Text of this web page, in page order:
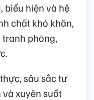
biểu hiện và hệ
chất khó khăn,
phòng,
sâu sắc tư
xuyên suốt